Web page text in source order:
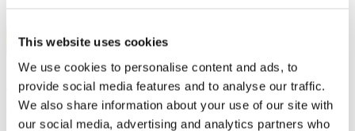
This website uses cookies
We use cookies to personalise content and ads, to
provide social media features and to analyse our traffic.
We also share information about your use of our site with
our social media, advertising and analytics partners who
Ott, 2020
"CARTA: GRAND TOUR NUMERO 2":
Il Museo della Carta di Mele